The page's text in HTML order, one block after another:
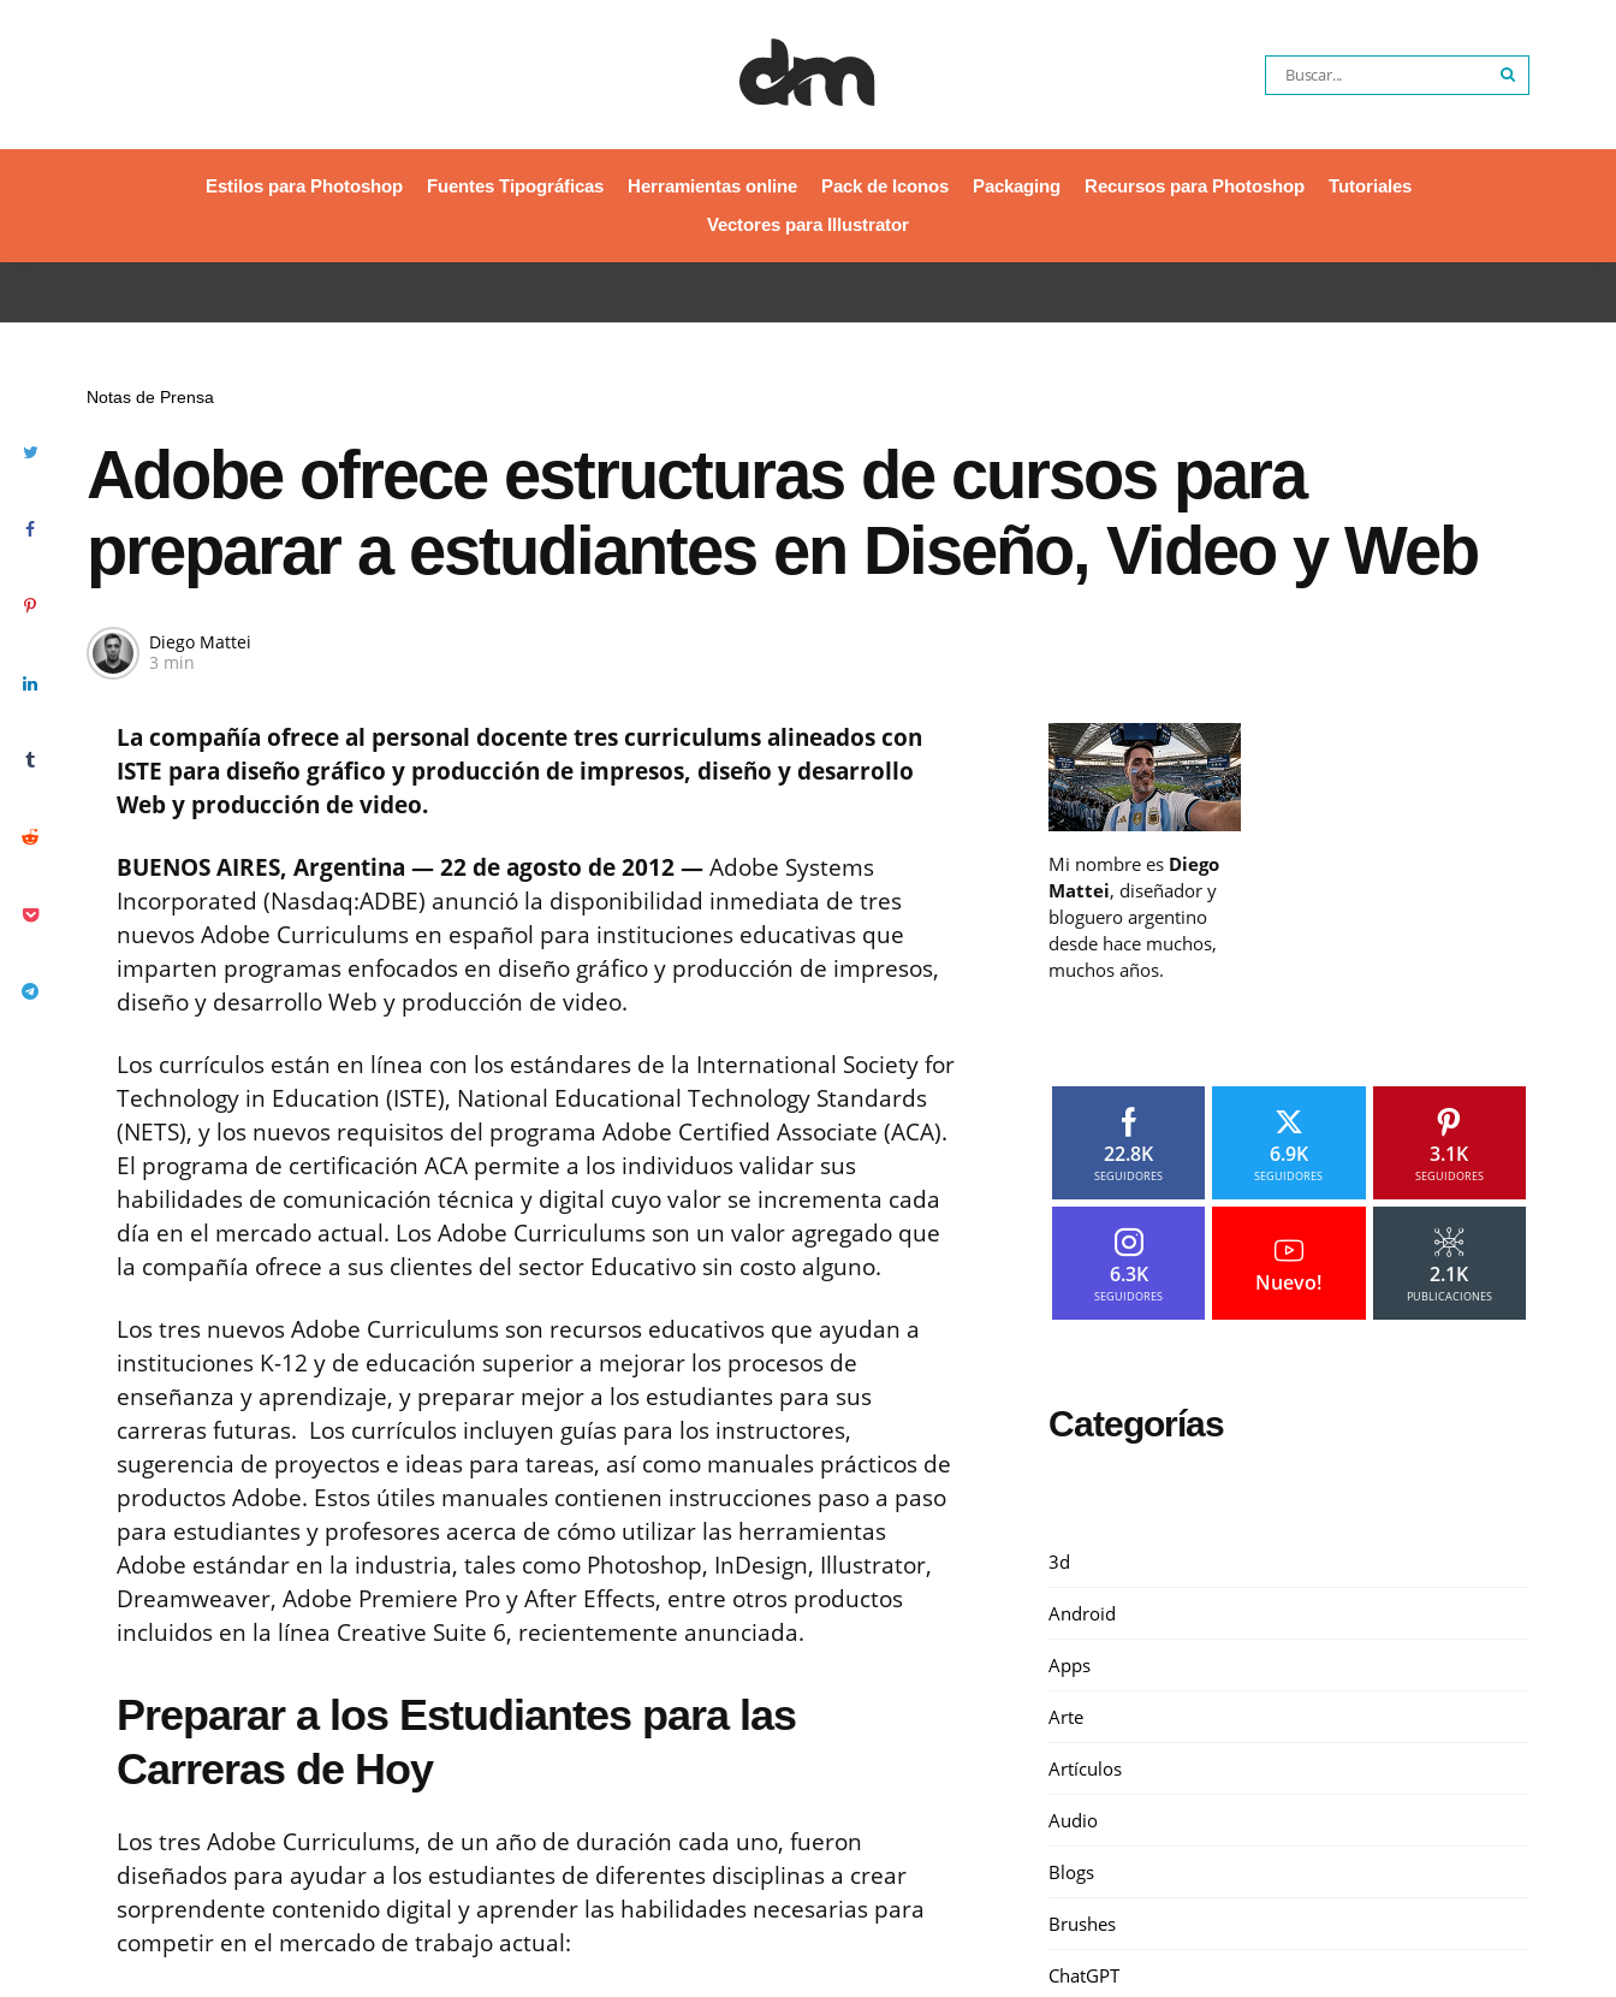
Estilos para Photoshop Fuentes Tipográficas Herramientas online Pack de Iconos Packaging Recursos para Photoshop
Tutoriales
Vectores para Illustrator
Notas de Prensa
Adobe ofrece estructuras de cursos para
preparar a estudiantes en Diseño, Video y Web
Diego Mattei
3 min
La compañía ofrece al personal docente tres curriculums alineados con
ISTE para diseño gráfico y producción de impresos, diseño y desarrollo
Web y producción de video.
BUENOS AIRES, Argentina — 22 de agosto de 2012—Adobe Systems
Incorporated (Nasdaq:ADBE) anunció la disponibilidad inmediata de tres
nuevos Adobe Curriculums en español para instituciones educativas que
imparten programas enfocados en diseño gráfico y producción de impresos,
diseño y desarrollo Web y producción de video.
Los currículos están en línea con los estándares de la International Society for
Technology in Education (ISTE), National Educational Technology Standards
(NETS), y los nuevos requisitos del programa Adobe Certified Associate (ACA).
El programa de certificación ACA permite a los individuos validar sus
habilidades de comunicación técnica y digital cuyo valor se incrementa cada
día en el mercado actual. Los Adobe Curriculums son un valor agregado que
la compañía ofrece a sus clientes del sector Educativo sin costo alguno.
Los tres nuevos Adobe Curriculums son recursos educativos que ayudan a
instituciones K-12 y de educación superior a mejorar los procesos de
enseñanza y aprendizaje, y preparar mejor a los estudiantes para sus
carreras futuras. Los currículos incluyen guías para los instructores,
sugerencia de proyectos e ideas para tareas, así como manuales prácticos de
productos Adobe. Estos útiles manuales contienen instrucciones paso a paso
para estudiantes y profesores acerca de cómo utilizar las herramientas
Adobe estándar en la industria, tales como Photoshop, InDesign, Illustrator,
Dreamweaver, Adobe Premiere Pro y After Effects, entre otros productos
incluidos en la línea Creative Suite 6, recientemente anunciada.
Preparar a los Estudiantes para las
Carreras de Hoy
Los tres Adobe Curriculums, de un año de duración cada uno, fueron
diseñados para ayudar a los estudiantes de diferentes disciplinas a crear
sorprendente contenido digital y aprender las habilidades necesarias para
competir en el mercado de trabajo actual:
Mi nombre es Diego
Mattei, diseñador y
bloguero argentino
desde hace muchos,
muchos años.
22.8K
SEGUIDORES
6.9K
SEGUIDORES
3.1K
SEGUIDORES
6.3K
SEGUIDORES
Nuevo! 2.1K
PUBLICACIONES
Categorías
3d
Android
Apps
Arte
Artículos
Audio
Blogs
Brushes
ChatGPT